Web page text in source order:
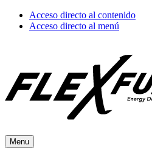
Acceso directo al contenido
Acceso directo al menú
Menu